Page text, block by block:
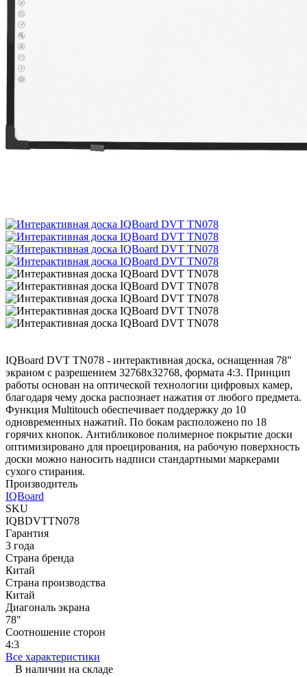
IQBoard DVT TN078 - интерактивная доска, оснащенная 78"
экраном с разрешением 32768x32768, формата 4:3. Принцип
работы основан на оптической технологии цифровых камер,
благодаря чему доска распознает нажатия от любого предмета.
Функция Multitouch обеспечивает поддержку до 10
одновременных нажатий. По бокам расположено по 18
горячих кнопок. Антибликовое полимерное покрытие доски
оптимизировано для проецирования, на рабочую поверхность
доски можно наносить надписи стандартными маркерами
сухого стирания.
Производитель
IQBoard
SKU
IQBDVTTN078
Гарантия
3 года
Страна бренда
Китай
Страна производства
Китай
Диагональ экрана
78"
Соотношение сторон
4:3
Все характеристики
В наличии на складе